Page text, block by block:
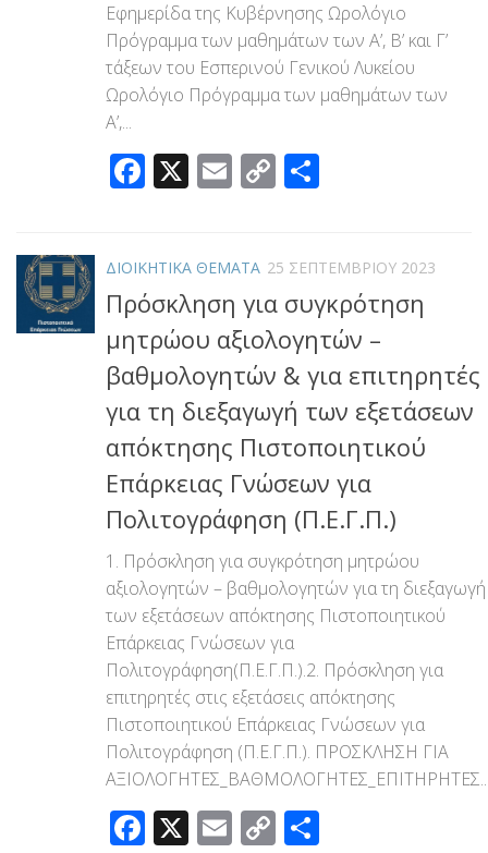
Εφημερίδα της Κυβέρνησης Ωρολόγιο
Πρόγραμμα των μαθημάτων των Α’, Β’ και Γ’
τάξεων του Εσπερινού Γενικού Λυκείου
Ωρολόγιο Πρόγραμμα των μαθημάτων των
Α’,...
Facebook
X Email
Copy
ΔΙΟΙΚΗΤΙΚΑ ΘΕΜΑΤΑ 25 ΣΕΠΤΕΜΒΡΊΟΥ 2023
Πρόσκληση για συγκρότηση
μητρώου αξιολογητών –
βαθμολογητών & για επιτηρητές
για τη διεξαγωγή των εξετάσεων
απόκτησης Πιστοποιητικού
Επάρκειας Γνώσεων για
Πολιτογράφηση (Π.Ε.Γ.Π.)
1. Πρόσκληση για συγκρότηση μητρώου
αξιολογητών – βαθμολογητών για τη διεξαγωγή
των εξετάσεων απόκτησης Πιστοποιητικού
Επάρκειας Γνώσεων για
Πολιτογράφηση(Π.Ε.Γ.Π.).2. Πρόσκληση για
επιτηρητές στις εξετάσεις απόκτησης
Πιστοποιητικού Επάρκειας Γνώσεων για
Πολιτογράφηση (Π.Ε.Γ.Π.). ΠΡΟΣΚΛΗΣΗ ΓΙΑ
Facebook
X Email
Copy